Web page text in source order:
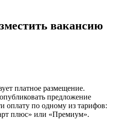
вакансию
платное размещение.
предложение
оплату по одному из тарифов:
плюс» или «Премиум».